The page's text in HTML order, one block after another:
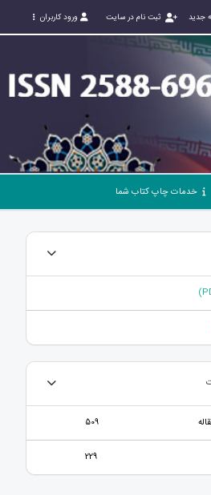
جدید ثبت نام در سایت ورود کاربران
خدمات چاپ کتاب شما
509
229